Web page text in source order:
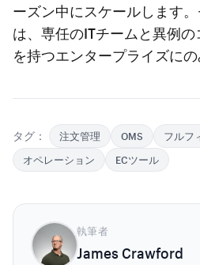
ーズン中にスケールします
は、専任のITチームと異例
を持つエンタープライズにの
タグ： 注文管理 OMS
フルフ
オペレーション
ECツール
執筆者
James Crawford